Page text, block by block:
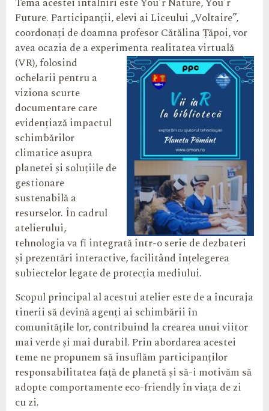
Tema acestei întâlniri este You`r Nature, You`r
Future. Participanții, elevi ai Liceului „Voltaire”,
coordonați de doamna profesor Cătălina Țăpoi, vor
avea ocazia de a experimenta realitatea virtuală
(VR),folosind
ochelarii pentru a
viziona scurte
documentare care
evidențiază impactul
schimbărilor
climatice asupra
planetei și soluțiile de
gestionare
sustenabilă a
resurselor. În cadrul
atelierului,
tehnologia va fi integrată într-o serie de dezbateri
și prezentări interactive, facilitând înțelegerea
subiectelor legate de protecția mediului.
Scopul principal al acestui atelier este de a încuraja
tinerii să devină agenți ai schimbării în
comunitățile lor, contribuind la crearea unui viitor
mai verde și mai durabil. Prin abordarea acestei
teme ne propunem să insuflăm participanților
responsabilitatea față de planetă și să-i motivăm să
adopte comportamente eco-friendly în viața de zi
cu zi.